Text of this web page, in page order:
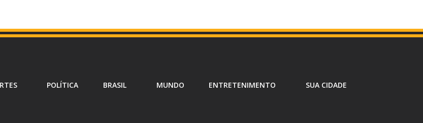
POLÍTICA BRASIL MUNDO ENTRETENIMENTO SUA CIDADE